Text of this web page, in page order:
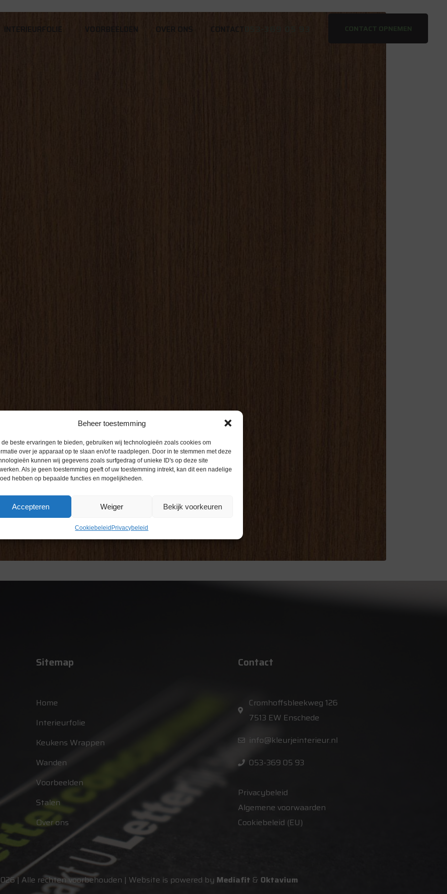
Beheer toestemming
de beste ervaringen te bieden, gebruiken wij technologieën zoals cookies om
over je apparaat op te slaan en/of te raadplegen. Door in te stemmen met deze
kunnen wij gegevens zoals surfgedrag of unieke ID's op deze site
Als je geen toestemming geeft of uw toestemming intrekt, kan dit een nadelige
hebben op bepaalde functies en mogelijkheden.
Accepteren Weiger Bekijk voorkeuren
Cookiebeleid Privacybeleid
INTERIEURFOLIE VOORBEELDEN OVER ONS CONTACT CONTACT OPNEMEN
Sitemap
Home
Interieurfolie
Keukens Wrappen
Wanden
Voorbeelden
Stalen
Over ons
Contact
Cromhoffsbleekweg 126
7513 EW Enschede
info@kleurjeinterieur.nl
053-369 05 93
Privacybeleid
Algemene voorwaarden
Cookiebeleid (EU)
| Alle rechten voorbehouden | Website is powered by Mediafit & Oktavium